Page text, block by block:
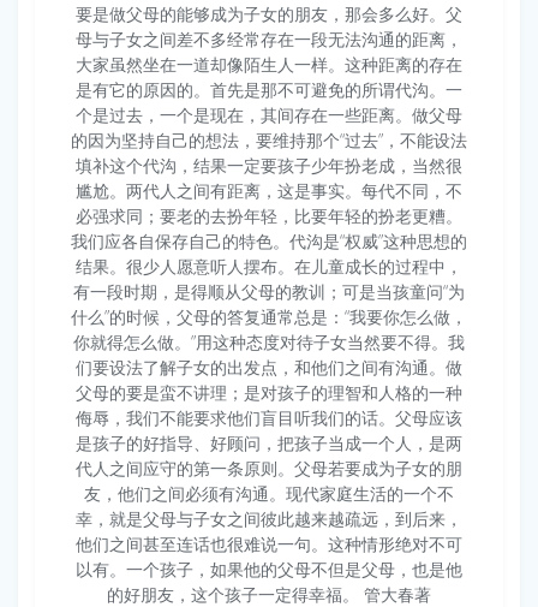
要是做父母的能够成为子女的朋友，那会多么好。父
母与子女之间差不多经常存在一段无法沟通的距离，
大家虽然坐在一道却像陌生人一样。这种距离的存在
是有它的原因的。首先是那不可避免的所谓代沟。一
个是过去，一个是现在，其间存在一些距离。做父母
的因为坚持自己的想法，要维持那个“过去”，不能设法
填补这个代沟，结果一定要孩子少年扮老成，当然很
尴尬。两代人之间有距离，这是事实。每代不同，不
必强求同；要老的去扮年轻，比要年轻的扮老更糟。
我们应各自保存自己的特色。代沟是“权威”这种思想的
结果。很少人愿意听人摆布。在儿童成长的过程中，
有一段时期，是得顺从父母的教训；可是当孩童问“为
什么”的时候，父母的答复通常总是：“我要你怎么做，
你就得怎么做。”用这种态度对待子女当然要不得。我
们要设法了解子女的出发点，和他们之间有沟通。做
父母的要是蛮不讲理；是对孩子的理智和人格的一种
侮辱，我们不能要求他们盲目听我们的话。父母应该
是孩子的好指导、好顾问，把孩子当成一个人，是两
代人之间应守的第一条原则。父母若要成为子女的朋
友，他们之间必须有沟通。现代家庭生活的一个不
幸，就是父母与子女之间彼此越来越疏远，到后来，
他们之间甚至连话也很难说一句。这种情形绝对不可
以有。一个孩子，如果他的父母不但是父母，也是他
的好朋友，这个孩子一定得幸福。 管大春著